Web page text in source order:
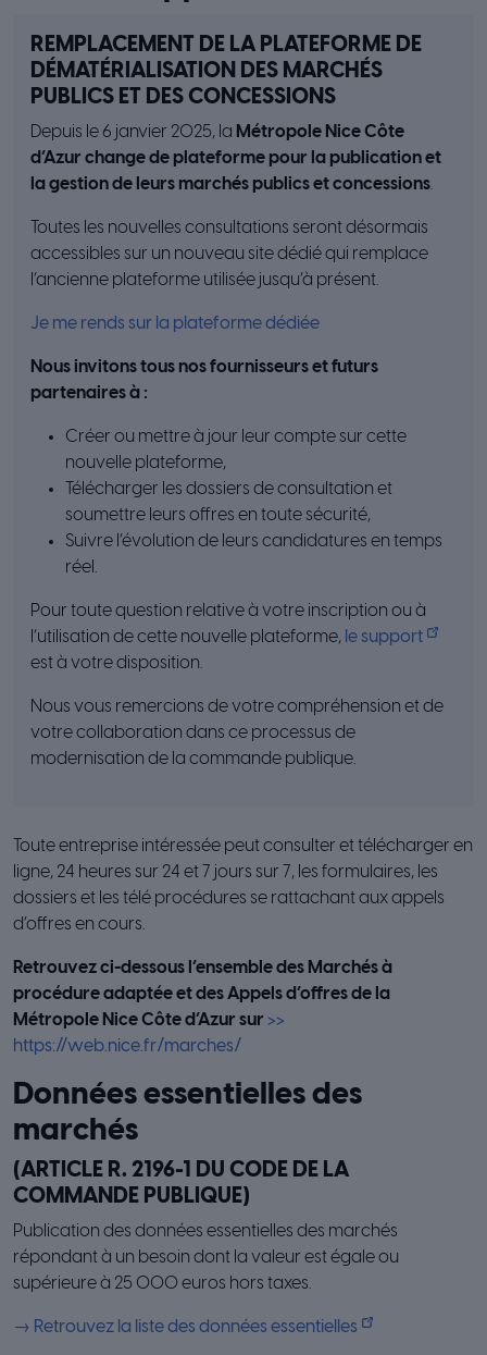
REMPLACEMENT DE LA PLATEFORME DE
DÉMATÉRIALISATION DES MARCHÉS
PUBLICS ET DES CONCESSIONS
Depuis le 6 janvier 2025, la Métropole Nice Côte
d’Azur change de plateforme pour la publication et
la gestion de leurs marchés publics et concessions.
Toutes les nouvelles consultations seront désormais
accessibles sur un nouveau site dédié qui remplace
l’ancienne plateforme utilisée jusqu’à présent.
Je me rends sur la plateforme dédiée
Nous invitons tous nos fournisseurs et futurs
partenaires à :
Créer ou mettre à jour leur compte sur cette
nouvelle plateforme,
Télécharger les dossiers de consultation et
soumettre leurs offres en toute sécurité,
Suivre l’évolution de leurs candidatures en temps
réel.
Pour toute question relative à votre inscription ou à
l’utilisation de cette nouvelle plateforme, le support
est à votre disposition.
Nous vous remercions de votre compréhension et de
votre collaboration dans ce processus de
modernisation de la commande publique.
Toute entreprise intéressée peut consulter et télécharger en
ligne, 24 heures sur 24 et 7 jours sur 7, les formulaires, les
dossiers et les télé procédures se rattachant aux appels
d’offres en cours.
Retrouvez ci-dessous l’ensemble des Marchés à
procédure adaptée et des Appels d’offres de la
Métropole Nice Côte d’Azur sur ​>>
https://web.nice.fr/marches/
Données essentielles des
marchés
(ARTICLE R. 2196-1 DU CODE DE LA
COMMANDE PUBLIQUE)
Publication des données essentielles des marchés
répondant à un besoin dont la valeur est égale ou
supérieure à 25 000 euros hors taxes.
→ Retrouvez la liste des données essentielles